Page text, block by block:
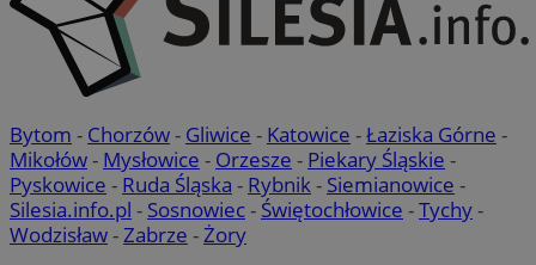
Bytom - Chorzów- Gliwice - Katowice -Łaziska Górne -
Mikołów- Mysłowice - Orzesze - Piekary Śląskie -
Pyskowice - Ruda Śląska - Rybnik- Siemianowice -
Silesia.info.pl - Sosnowiec- Świętochłowice -Tychy-
Wodzisław-Zabrze -Żory